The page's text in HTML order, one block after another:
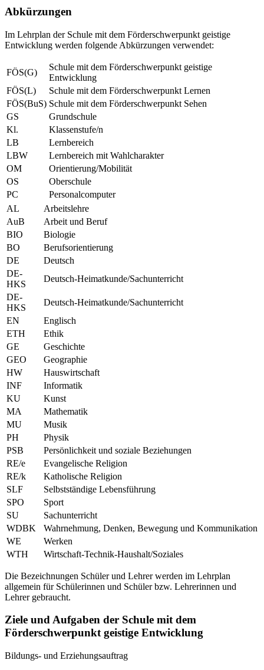
Abkürzungen
Im Lehrplan der Schule mit dem Förderschwerpunkt geistige
Entwicklung werden folgende Abkürzungen verwendet:
FÖS(G)
Schule mit dem Förderschwerpunkt geistige
Entwicklung
FÖS(L)
Schule mit dem Förderschwerpunkt Lernen
FÖS(BuS) Schule mit dem Förderschwerpunkt Sehen
GS
Grundschule
Kl.
Klassenstufe/n
LB
Lernbereich
LBW
Lernbereich mit Wahlcharakter
OM
Orientierung/Mobilität
OS
Oberschule
PC
Personalcomputer
AL
Arbeitslehre
AuB
Arbeit und Beruf
BIO
Biologie
BO
Berufsorientierung
DE
Deutsch
DE-
HKS
Deutsch-Heimatkunde/Sachunterricht
DE-
HKS
Deutsch-Heimatkunde/Sachunterricht
EN
Englisch
ETH
Ethik
GE
Geschichte
GEO
Geographie
HW
Hauswirtschaft
INF
Informatik
KU
Kunst
MA
Mathematik
MU
Musik
PH
Physik
PSB
Persönlichkeit und soziale Beziehungen
RE/e
Evangelische Religion
RE/k
Katholische Religion
SLF
Selbstständige Lebensführung
SPO
Sport
SU
Sachunterricht
WDBK
Wahrnehmung, Denken, Bewegung und Kommunikation
WE
Werken
WTH
Wirtschaft-Technik-Haushalt/Soziales
Die Bezeichnungen Schüler und Lehrer werden im Lehrplan
allgemein für Schülerinnen und Schüler bzw. Lehrerinnen und
Lehrer gebraucht.
Ziele und Aufgaben der Schule mit dem
Förderschwerpunkt geistige Entwicklung
Bildungs- und Erziehungsauftrag